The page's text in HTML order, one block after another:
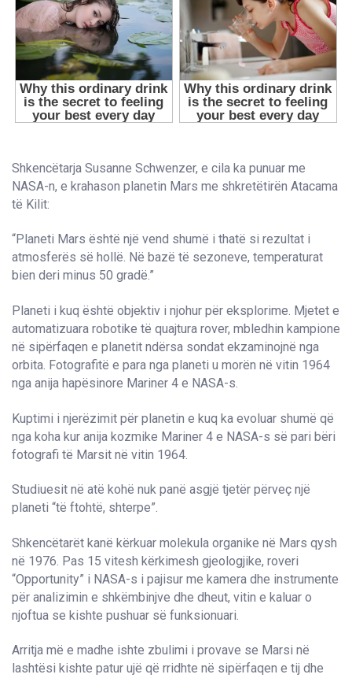
Shkencëtarja Susanne Schwenzer, e cila ka punuar me
NASA-n, e krahason planetin Mars me shkretëtirën Atacama
të Kilit:
“Planeti Mars është një vend shumë i thatë si rezultat i
atmosferës së hollë. Në bazë të sezoneve, temperaturat
bien deri minus 50 gradë.”
Planeti i kuq është objektiv i njohur për eksplorime. Mjetet e
automatizuara robotike të quajtura rover, mbledhin kampione
në sipërfaqen e planetit ndërsa sondat ekzaminojnë nga
orbita. Fotografitë e para nga planeti u morën në vitin 1964
nga anija hapësinore Mariner 4 e NASA-s.
Kuptimi i njerëzimit për planetin e kuq ka evoluar shumë që
nga koha kur anija kozmike Mariner 4 e NASA-s së pari bëri
fotografi të Marsit në vitin 1964.
Studiuesit në atë kohë nuk panë asgjë tjetër përveç një
planeti “të ftohtë, shterpe”.
Shkencëtarët kanë kërkuar molekula organike në Mars qysh
në 1976. Pas 15 vitesh kërkimesh gjeologjike, roveri
“Opportunity” i NASA-s i pajisur me kamera dhe instrumente
për analizimin e shkëmbinjve dhe dheut, vitin e kaluar o
njoftua se kishte pushuar së funksionuari.
Arritja më e madhe ishte zbulimi i provave se Marsi në
lashtësi kishte patur ujë që rridhte në sipërfaqen e tij dhe